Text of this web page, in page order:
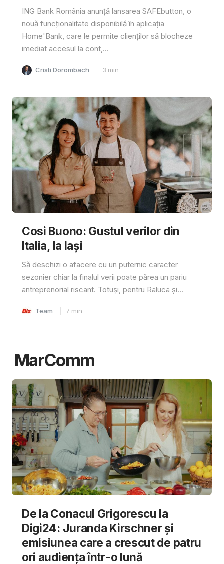
ING Bank România anunță lansarea SAFEbutton, o
nouă funcționalitate disponibilă în aplicația
Home'Bank, care le permite clienților să blocheze
imediat accesul la cont,...
Cristi Dorombach 3 min
Cosi Buono: Gustul verilor din
Italia, la Iași
Să deschizi o afacere cu un puternic caracter
sezonier chiar la finalul verii poate părea un pariu
antreprenorial riscant. Totuși, pentru Raluca și...
Team 7 min
MarComm
De la Conacul Grigorescu la
Digi24: Juranda Kirschner și
emisiunea care a crescut de patru
ori audiența într-o lună